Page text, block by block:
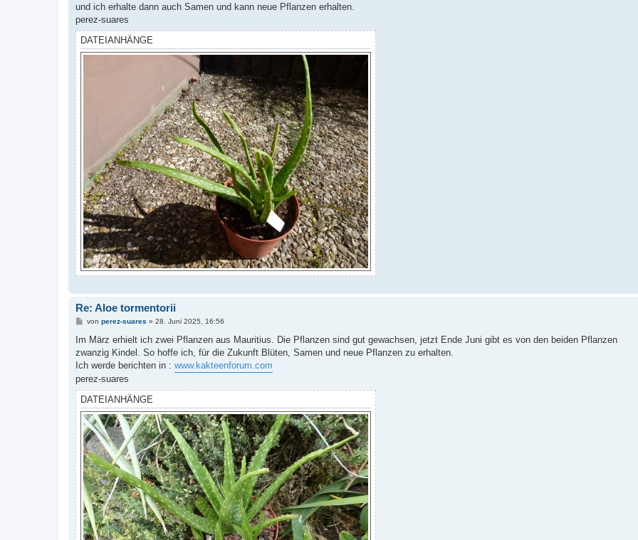
und ich erhalte dann auch Samen und kann neue Pflanzen erhalten.
perez-suares
DATEIANHÄNGE
Re: Aloe tormentorii
B
i
r
a
von perez-suares » 28. Juni 2025, 16:56
Im März erhielt ich zwei Pflanzen aus Mauritius. Die Pflanzen sind gut gewachsen, jetzt Ende Juni gibt es von den beiden Pflanzen
zwanzig Kindel. So hoffe ich, für die Zukunft Blüten, Samen und neue Pflanzen zu erhalten.
Ich werde berichten in : www.kakteenforum.com
perez-suares
DATEIANHÄNGE